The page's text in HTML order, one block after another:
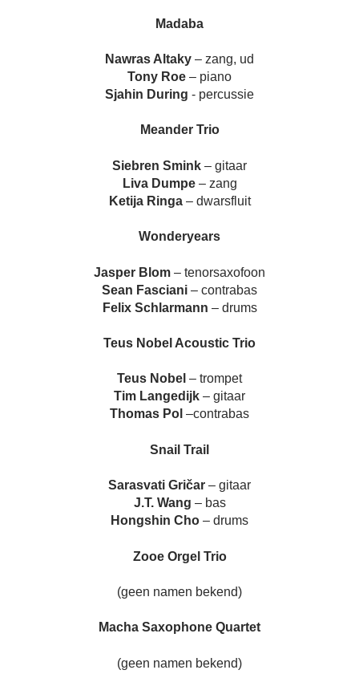
Madaba
Nawras Altaky – zang, ud
Tony Roe – piano
Sjahin During - percussie
Meander Trio
Siebren Smink – gitaar
Liva Dumpe– zang
Ketija Ringa– dwarsfluit
Wonderyears
Jasper Blom – tenorsaxofoon
Sean Fasciani – contrabas
Felix Schlarmann – drums
Teus Nobel Acoustic Trio
Teus Nobel – trompet
Tim Langedijk – gitaar
Thomas Pol –contrabas
Snail Trail
Sarasvati Gričar – gitaar
J.T. Wang – bas
Hongshin Cho – drums
Zooe Orgel Trio
(geen namen bekend)
Macha Saxophone Quartet
(geen namen bekend)